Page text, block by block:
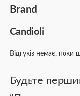
Brand
Candioli
Відгуків немає, поки
Будьте